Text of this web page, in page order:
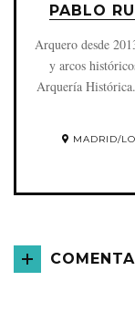
PABLO
Arquero desde
y arcos
Arquería
MADRID/